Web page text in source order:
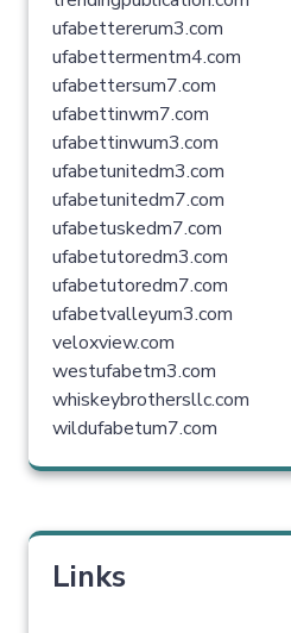
ufabettererum3.com
ufabettermentm4.com
ufabettersum7.com
ufabettinwm7.com
ufabettinwum3.com
ufabetunitedm3.com
ufabetunitedm7.com
ufabetuskedm7.com
ufabetutoredm3.com
ufabetutoredm7.com
ufabetvalleyum3.com
veloxview.com
westufabetm3.com
whiskeybrothersllc.com
wildufabetum7.com
Links